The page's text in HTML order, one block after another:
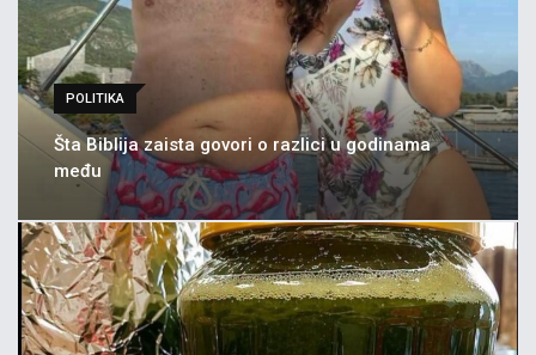
POLITIKA
Šta Biblija zaista govori o razlici u godinama
među